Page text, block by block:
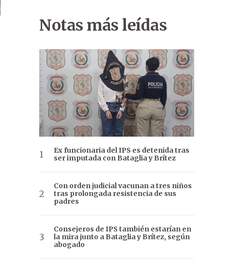
Notas más leídas
Ex funcionaria del IPS es detenida tras
ser imputada con Bataglia y Brítez
Con orden judicial vacunan a tres niños
tras prolongada resistencia de sus
padres
Consejeros de IPS también estarían en
la mira junto a Bataglia y Brítez, según
abogado